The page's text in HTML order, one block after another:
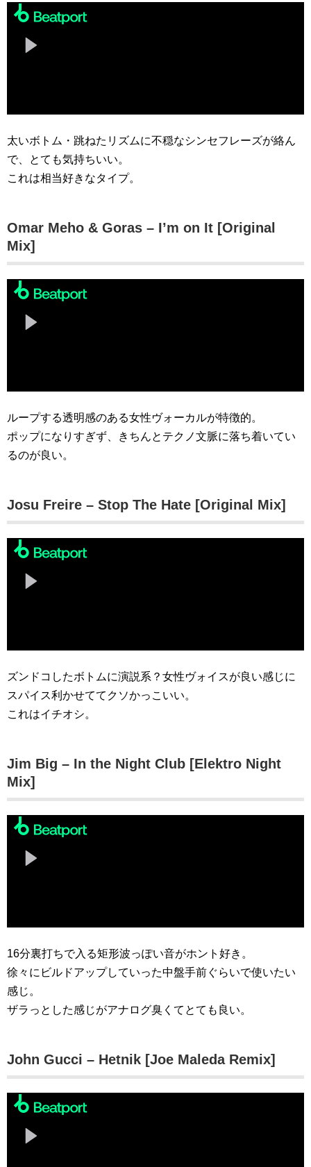
太いボトム・跳ねたリズムに不穏なシンセフレーズが絡ん
で、とても気持ちいい。
これは相当好きなタイプ。
Omar Meho & Goras – I’m on It [Original
Mix]
ループする透明感のある女性ヴォーカルが特徴的。
ポップになりすぎず、きちんとテクノ文脈に落ち着いてい
るのが良い。
Josu Freire – Stop The Hate [Original Mix]
ズンドコしたボトムに演説系？女性ヴォイスが良い感じに
スパイス利かせててクソかっこいい。
これはイチオシ。
Jim Big – In the Night Club [Elektro Night
Mix]
16分裏打ちで入る矩形波っぽい音がホント好き。
徐々にビルドアップしていった中盤手前ぐらいで使いたい
感じ。
ザラっとした感じがアナログ臭くてとても良い。
John Gucci – Hetnik [Joe Maleda Remix]